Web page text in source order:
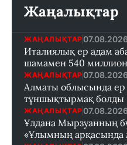
Жаңалықтар
ЖАҢАЛЫҚТАР
Италиялық ер адам
шамамен 540 миллион
ЖАҢАЛЫҚТАР
Алматы облысында
тұншықтырмақ болды
ЖАҢАЛЫҚТАР
Ұлдана Мырзуанның
«Ұлымның арқасында